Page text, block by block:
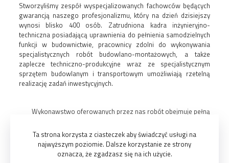
Stworzyliśmy zespół wyspecjalizowanych fachowców będących
gwarancją naszego profesjonalizmu, który na dzień dzisiejszy
wynosi blisko 400 osób. Zatrudniona kadra inżynieryjno-
techniczna posiadającą uprawnienia do pełnienia samodzielnych
funkcji w budownictwie, pracownicy zdolni do wykonywania
specjalistycznych robót budowlano-montażowych, a także
zaplecze techniczno-produkcyjne wraz ze specjalistycznym
sprzętem budowlanym i transportowym umożliwiają rzetelną
realizację zadań inwestycyjnych.
Wykonawstwo oferowanych przez nas robót obejmuje pełną
od oczekiwań Inwestora.
Ta strona korzysta z ciasteczek aby świadczyć usługi na
najwyższym poziomie. Dalsze korzystanie ze strony
oznacza, że zgadzasz się na ich użycie.